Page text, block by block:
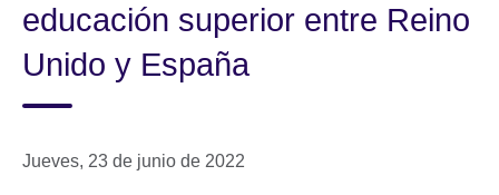
educación superior entre Reino
Unido y España
Jueves, 23 de junio de 2022